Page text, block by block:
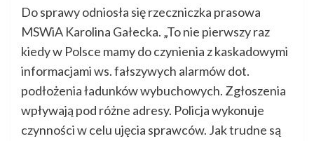
Do sprawy odniosła się rzeczniczka prasowa
MSWiA Karolina Gałecka. „To nie pierwszy raz
kiedy w Polsce mamy do czynienia z kaskadowymi
informacjami ws. fałszywych alarmów dot.
podłożenia ładunków wybuchowych. Zgłoszenia
wpływają pod różne adresy. Policja wykonuje
czynności w celu ujęcia sprawców. Jak trudne są